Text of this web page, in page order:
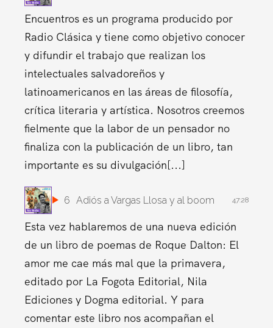
Encuentros es un programa producido por
Radio Clásica y tiene como objetivo conocer
y difundir el trabajo que realizan los
intelectuales salvadoreños y
latinoamericanos en las áreas de filosofía,
crítica literaria y artística. Nosotros creemos
fielmente que la labor de un pensador no
finaliza con la publicación de un libro, tan
importante es su divulgación[...]
6 Adiós a Vargas Llosa y al boom 47:28
Esta vez hablaremos de una nueva edición
de un libro de poemas de Roque Dalton: El
amor me cae más mal que la primavera,
editado por La Fogota Editorial, Nila
Ediciones y Dogma editorial. Y para
comentar este libro nos acompañan el